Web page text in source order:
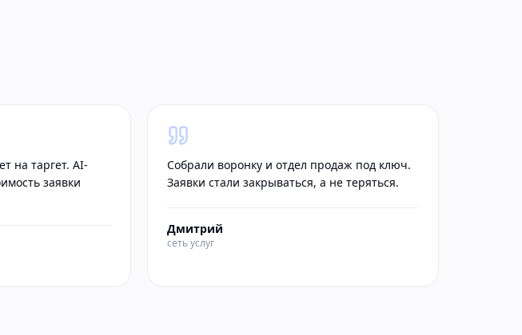
на таргет. AI-
заявки
Собрали воронку и отдел продаж под ключ.
Заявки стали закрываться, а не теряться.
Дмитрий
сеть услуг